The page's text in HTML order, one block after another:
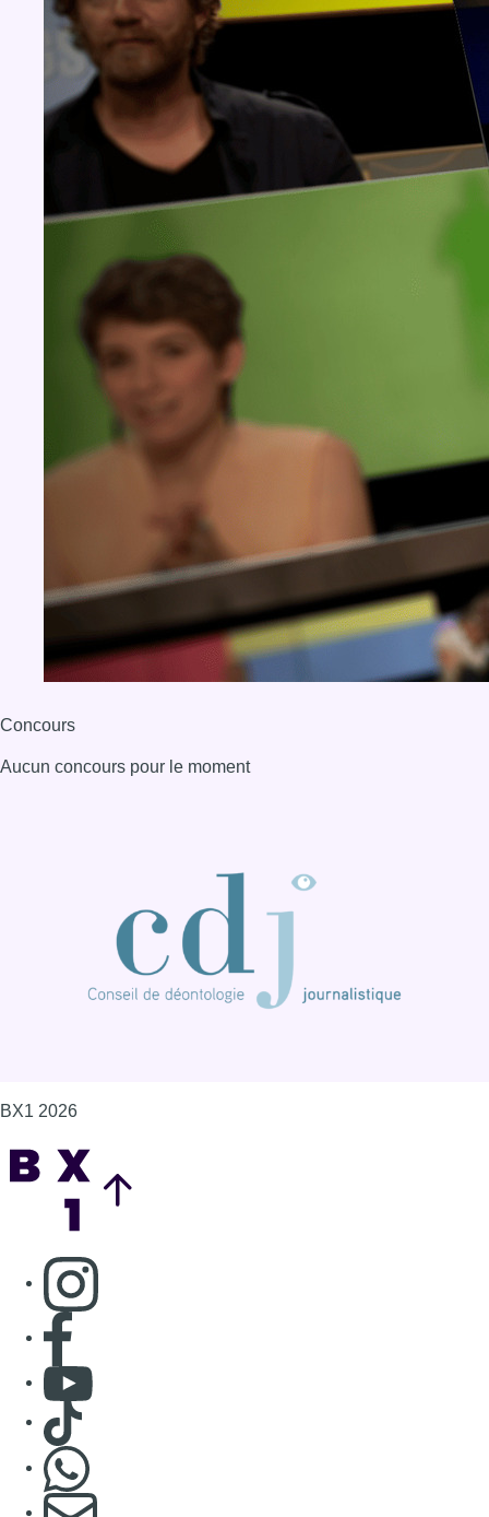
Concours
Aucun concours pour le moment
BX1 2026
Consulter page Instagram
Consulter page Facebook
Consulter Youtube
Consulter TikTok
S'abonner à notre newsletter